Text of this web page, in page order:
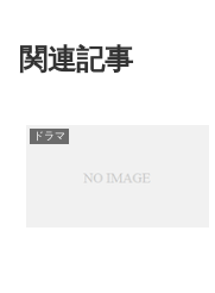
関連記事
ドラマ